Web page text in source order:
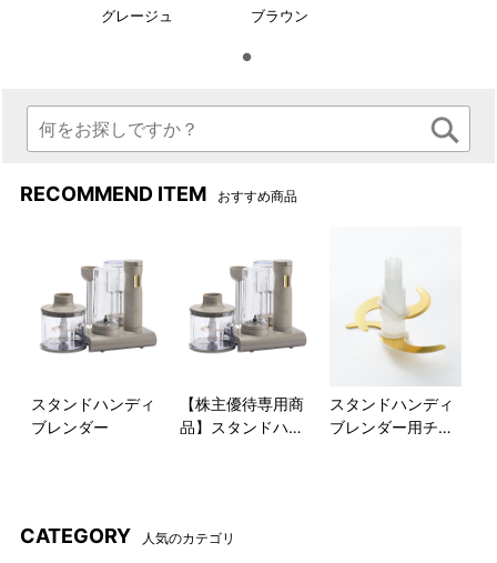
て使用します。大根おろし等も手を汚さずに調理できます。
生クリームやメレンゲの泡立てに。お料理からお菓子作りまで
すべてのアタッチメントをひ
とつにまとめて収納。キッチ
ンに出しっぱなしでもOKなお
前後のスタンドはマグネット
脱着式のため、キッチンスペ
ースにあわせた、コンパクト
な「魅せる収納」が可能に。
各パーツ分解できるからお手
入れも簡単！
やすい形状です。
グレージュ ブラウン
RECOMMEND ITEM おすすめ商品
スタンドハンディ
ブレンダー
【株主優待専用商
品】スタンドハン
スタンドハンディ
ブレンダー用チョ
CATEGORY 人気のカテゴリ